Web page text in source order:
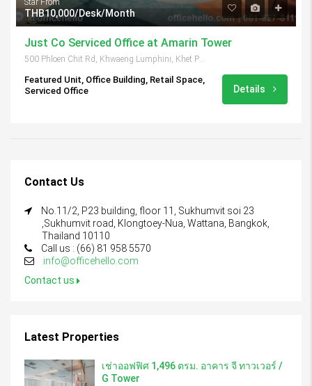
THB10,000/Desk/Month
Just Co Serviced Office at Amarin Tower
Featured Unit, Office Building, Retail Space,
Serviced Office
Details
Contact Us
No.11/2, P23 building, floor 11, Sukhumvit soi 23
,Sukhumvit road, Klongtoey-Nua, Wattana, Bangkok,
Thailand 10110
Call us : (66) 81 958 5570
info@officehello.com
Contact us
Latest Properties
เช่าออฟฟิศ 1,496 ตรม. อาคาร จี ทาวเวอร์ /
G Tower